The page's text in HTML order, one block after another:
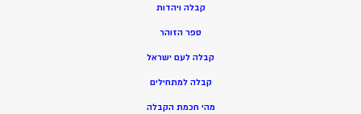
קבלה ויהדות
ספר הזוהר
קבלה לעם ישראל
קבלה למתחילים
מהי חכמת הקבלה